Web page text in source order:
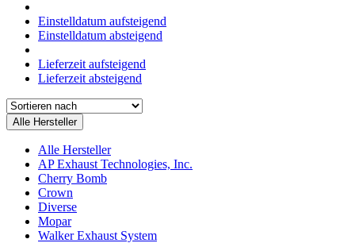
Einstelldatum aufsteigend
Einstelldatum absteigend
Lieferzeit aufsteigend
Lieferzeit absteigend
Alle Hersteller
Alle Hersteller
AP Exhaust Technologies, Inc.
Cherry Bomb
Crown
Diverse
Mopar
Walker Exhaust System